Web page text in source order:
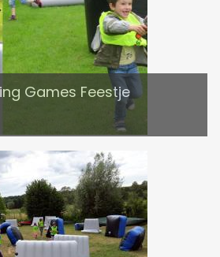
Games Feestje